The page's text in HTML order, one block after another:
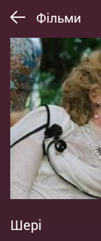
Фільми
Шері